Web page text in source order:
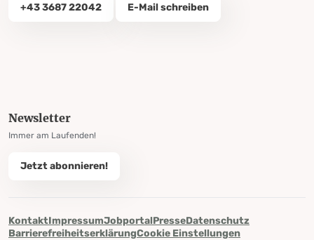
+43 3687 22042 E-Mail schreiben
Newsletter
Immer am Laufenden!
Jetzt abonnieren!
KontaktImpressumJobportalPresseDatenschutz
BarrierefreiheitserklärungCookie Einstellungen